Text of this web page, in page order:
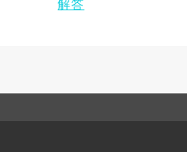
解答